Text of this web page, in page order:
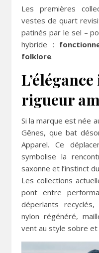
Les premières
vestes de quart
patinés par le sel –
hybride :
folklore.
rigueur
Si la marque est née
Gênes, que bat
Apparel. Ce
symbolise la
saxonne et l’instinct
Les collections
pont entre
déperlants
nylon régénéré,
vent au style sobre et